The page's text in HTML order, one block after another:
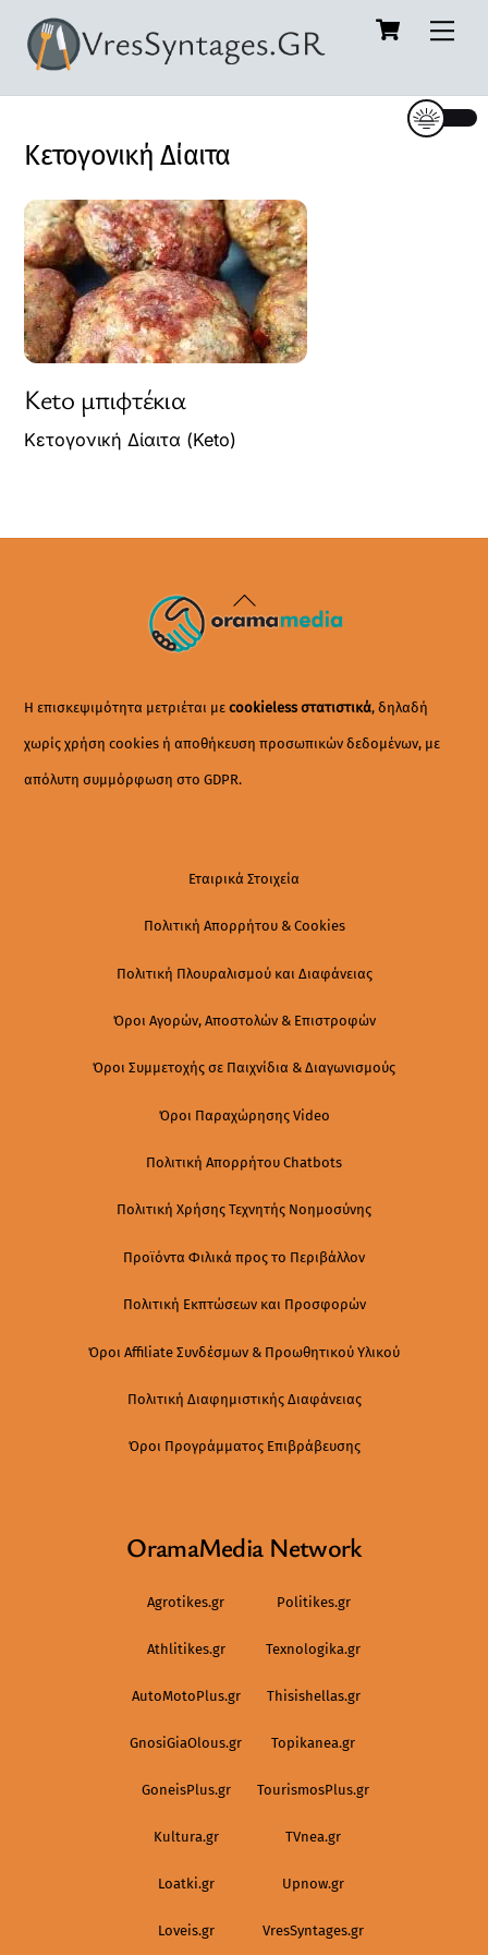
Skip
Cart
Κετογονική Δίαιτα
Keto μπιφτέκια
Κετογονική Δίαιτα (Keto)
Back
To
Η επισκεψιμότητα μετριέται μεcookieless στατιστικά, δηλαδή
χωρίς χρήση cookies ή αποθήκευση προσωπικών δεδομένων, με
απόλυτη συμμόρφωση στο GDPR.
Εταιρικά Στοιχεία
Πολιτική Απορρήτου & Cookies
Πολιτική Πλουραλισμού και Διαφάνειας
Όροι Αγορών, Αποστολών & Επιστροφών
Όροι Συμμετοχής σε Παιχνίδια & Διαγωνισμούς
Όροι Παραχώρησης Video
Πολιτική Απορρήτου Chatbots
Πολιτική Χρήσης Τεχνητής Νοημοσύνης
Προϊόντα Φιλικά προς το Περιβάλλον
Πολιτική Εκπτώσεων και Προσφορών
Όροι Affiliate Συνδέσμων & Προωθητικού Υλικού
Πολιτική Διαφημιστικής Διαφάνειας
Όροι Προγράμματος Επιβράβευσης
OramaMedia Network
Agrotikes.gr Politikes.gr
Athlitikes.gr Texnologika.gr
AutoMotoPlus.gr Thisishellas.gr
GnosiGiaOlous.gr Topikanea.gr
GoneisPlus.gr TourismosPlus.gr
Kultura.gr TVnea.gr
Loatki.gr Upnow.gr
Loveis.gr VresSyntages.gr